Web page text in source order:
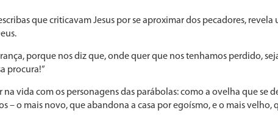
que criticavam Jesus por se aproximar dos pecadores, revela
porque nos diz que, onde quer que nos tenhamos perdido,
procura!”
vida com os personagens das parábolas: como a ovelha que se
– o mais novo, que abandona a casa por egoísmo, e o mais velho,